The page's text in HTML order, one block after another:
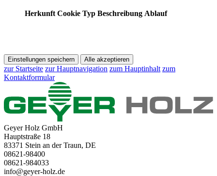
Herkunft Cookie Typ Beschreibung Ablauf
Einstellungen speichern Alle akzeptieren
zur Startseite zur Hauptnavigation zum Hauptinhalt zum
Kontaktformular
Geyer Holz GmbH
Hauptstraße 18
83371 Stein an der Traun, DE
08621-98400
08621-984033
info@geyer-holz.de